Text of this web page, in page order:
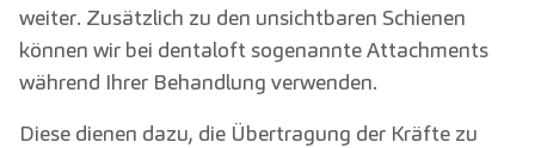
weiter. Zusätzlich zu den unsichtbaren Schienen
können wir bei dentaloft sogenannte Attachments
während Ihrer Behandlung verwenden.
Diese dienen dazu, die Übertragung der Kräfte zu